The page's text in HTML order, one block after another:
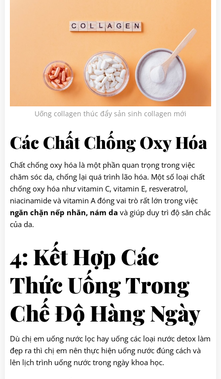
Uống collagen thúc đẩy sản sinh collagen mới
Các Chất Chống Oxy Hóa
Chất chống oxy hóa là một phần quan trọng trong việc
chăm sóc da, chống lại quá trình lão hóa. Một số loại chất
chống oxy hóa như vitamin C, vitamin E, resveratrol,
niacinamide và vitamin A đóng vai trò rất lớn trong việc
ngăn chặn nếp nhăn, nám da và giúp duy trì độ săn chắc
của da.
4: Kết Hợp Các
Thức Uống Trong
Chế Độ Hàng Ngày
Dù chị em uống nước lọc hay uống các loại nước detox làm
đẹp ra thì chị em nên thực hiện uống nước đúng cách và
lên lịch trình uống nước trong ngày khoa học.